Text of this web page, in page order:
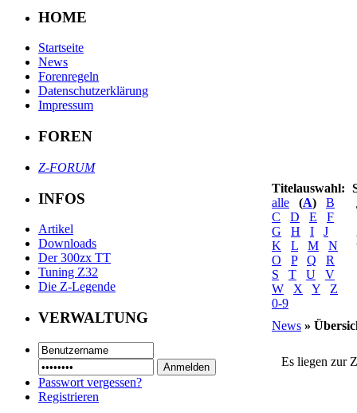
HOME
Startseite
News
Forenregeln
Datenschutzerklärung
Impressum
FOREN
Z-FORUM
INFOS
Artikel
Downloads
Der 300zx TT
Tuning Z32
Die Z-Legende
VERWALTUNG
Passwort vergessen?
Registrieren
Titelauswahl:
alle
(A)
B
C
D E
F
G
H I
J
K
L M
N
O
P Q
R
S
T U
V
W
X Y
Z
0-9
News »
Es liegen zur